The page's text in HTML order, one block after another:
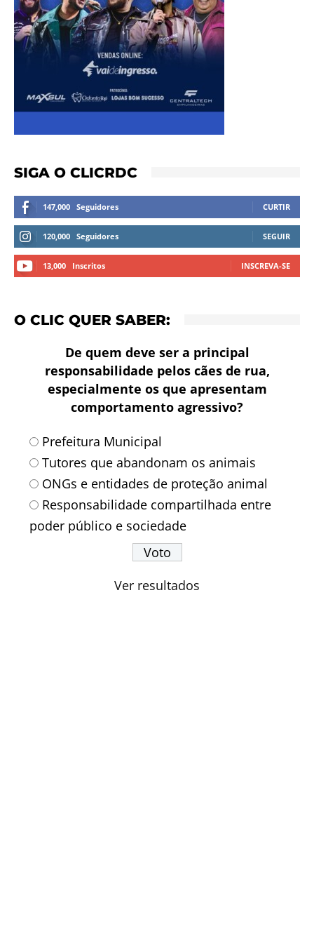
SIGA O CLICRDC
147,000 Seguidores CURTIR
120,000 Seguidores SEGUIR
13,000 Inscritos INSCREVA-SE
O CLIC QUER SABER:
De quem deve ser a principal
responsabilidade pelos cães de rua,
especialmente os que apresentam
comportamento agressivo?
Prefeitura Municipal
Tutores que abandonam os animais
ONGs e entidades de proteção animal
Responsabilidade compartilhada entre
poder público e sociedade
Ver resultados